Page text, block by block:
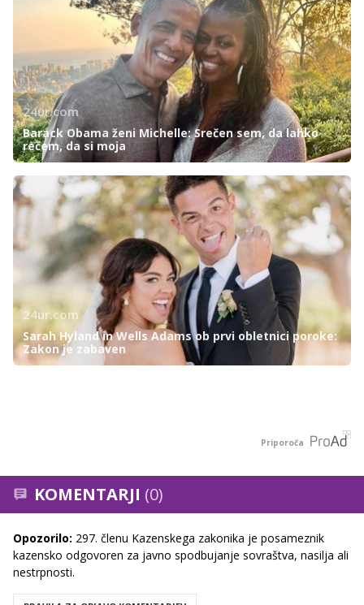
24ur.com
Barack Obama ženi Michelle: Srečen sem, da lahko
rečem, da si moja
24ur.com
Sarah Hyland in Wells Adams ob prvi obletnici poroke:
Zakon je zabaven
Priporoča
KOMENTARJI (0)
Opozorilo: 297. členu Kazenskega zakonika je posameznik
kazensko odgovoren za javno spodbujanje sovraštva, nasilja ali
nestrpnosti.